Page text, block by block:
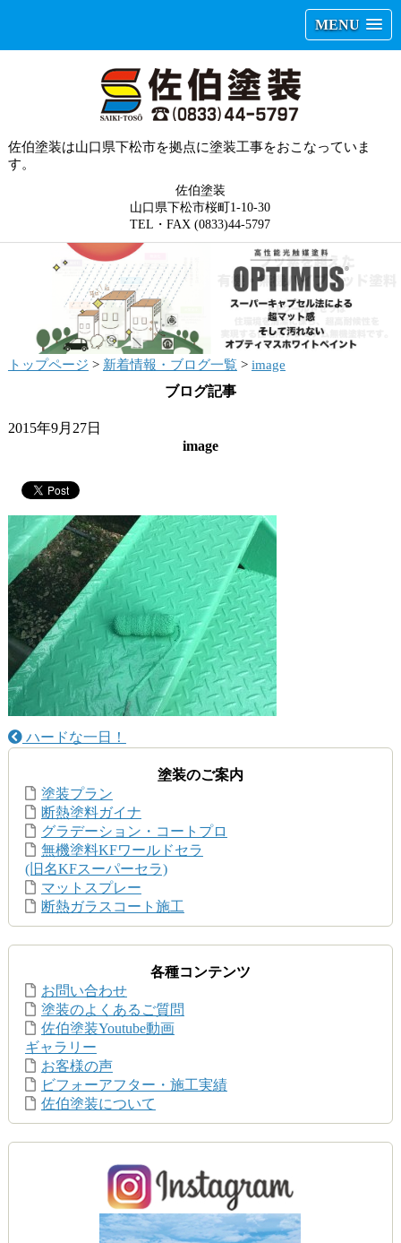
MENU
佐伯塗装は山口県下松市を拠点に塗装工事をおこなっていま
す。
佐伯塗装
山口県下松市桜町1-10-30
TEL・FAX (0833)44-5797
トップページ > 新着情報・ブログ一覧> image
ブログ記事
2015年9月27日
image
ハードな一日！
塗装のご案内
塗装プラン
断熱塗料ガイナ
グラデーション・コートプロ
無機塗料KFワールドセラ
(旧名KFスーパーセラ)
マットスプレー
断熱ガラスコート施工
各種コンテンツ
お問い合わせ
塗装のよくあるご質問
佐伯塗装Youtube動画
ギャラリー
お客様の声
ビフォーアフター・施工実績
佐伯塗装について